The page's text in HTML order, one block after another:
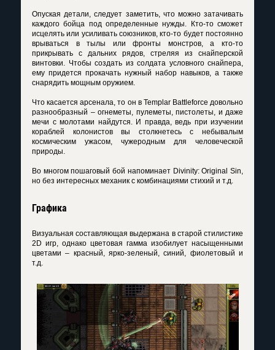
Опуская детали, следует заметить, что можно затачивать
каждого бойца под определенные нужды. Кто-то сможет
исцелять или усиливать союзников, кто-то будет постоянно
врываться в тылы или фронты монстров, а кто-то
прикрывать с дальних рядов, стреляя из снайперской
винтовки. Чтобы создать из солдата условного снайпера,
ему придется прокачать нужный набор навыков, а также
снарядить мощным оружием.
Что касается арсенала, то он в Templar Battleforce довольно
разнообразный – огнеметы, пулеметы, пистолеты, и даже
мечи с молотами найдутся. И правда, ведь при изучении
кораблей колонистов вы столкнетесь с небывалым
космическим ужасом, чужеродным для человеческой
природы.
Во многом пошаговый бой напоминает Divinity: Original Sin,
но без интересных механик с комбинациями стихий и т.д.
Графика
Визуальная составляющая выдержана в старой стилистике
2D игр, однако цветовая гамма изобилует насыщенными
цветами – красный, ярко-зеленый, синий, фиолетовый и
т.д.